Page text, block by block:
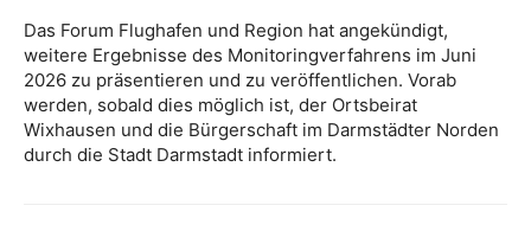
Das Forum Flughafen und Region hat angekündigt,
weitere Ergebnisse des Monitoringverfahrens im Juni
2026 zu präsentieren und zu veröffentlichen. Vorab
werden, sobald dies möglich ist, der Ortsbeirat
Wixhausen und die Bürgerschaft im Darmstädter Norden
durch die Stadt Darmstadt informiert.